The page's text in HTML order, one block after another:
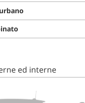
ed interne